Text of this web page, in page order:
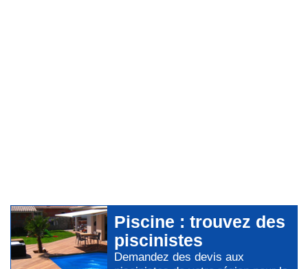
Piscine : trouvez des
piscinistes
Demandez des devis aux